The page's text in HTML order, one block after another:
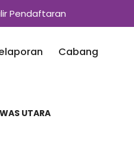
Pendaftaran
Cabang
UTARA